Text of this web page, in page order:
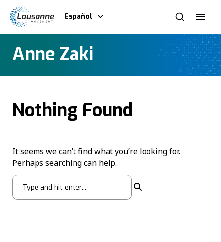
Español
Anne Zaki
Nothing Found
It seems we can’t find what you’re looking for.
Perhaps searching can help.